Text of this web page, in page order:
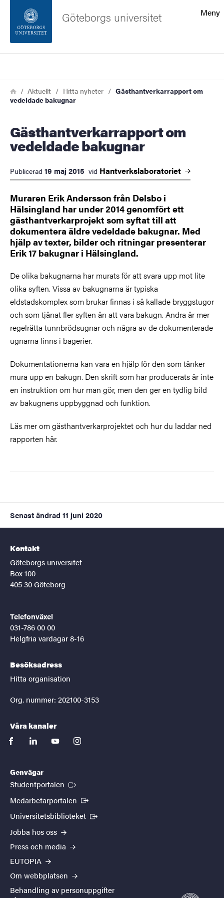
Sidfoten
Om webbplatsen
Meny
Göteborgs universitet
Länkstig
HemAktuellt Hitta nyheter
Gästhantverkarrapport om
vedeldade bakugnar
Gästhantverkarrapport om
vedeldade bakugnar
Publicerad 19 maj 2015 vid Hantverkslaboratoriet
Muraren Erik Andersson från Delsbo i
Hälsingland har under 2014 genomfört ett
gästhantverkarprojekt som syftat till att
dokumentera äldre vedeldade bakugnar. Med
hjälp av texter, bilder och ritningar presenterar
Erik 17 bakugnar i Hälsingland.
De olika bakugnarna har murats för att svara upp mot lite
olika syften. Vissa av bakugnarna är typiska
eldstadskomplex som brukar finnas i så kallade bryggstugor
och som tjänat fler syften än att vara bakugn. Andra är mer
regelrätta tunnbrödsugnar och några av de dokumenterade
ugnarna finns i bagerier.
Dokumentationerna kan vara en hjälp för den som tänker
mura upp en bakugn. Den skrift som har producerats är inte
en instruktion om hur man gör, men den ger en tydlig bild
av bakugnens uppbyggnad och funktion.
Läs mer om gästhantverkarprojektet och hur du laddar ned
rapporten här.
Senast ändrad 11 juni 2020
Kontakt
Göteborgs universitet
Box 100
405 30 Göteborg
Telefonväxel
031-786 00 00
Helgfria vardagar 8-16
Besöksadress
Hitta organisation
Org. nummer: 202100-3153
Våra kanaler
facebooklinkedinyoutubeinstagram
Genvägar
Studentportalen (Extern länk)
Medarbetarportalen (Extern länk)
Universitetsbiblioteket (Extern länk)
Jobba hos oss
Press och media
EUTOPIA
Om webbplatsen
Behandling av personuppgifter